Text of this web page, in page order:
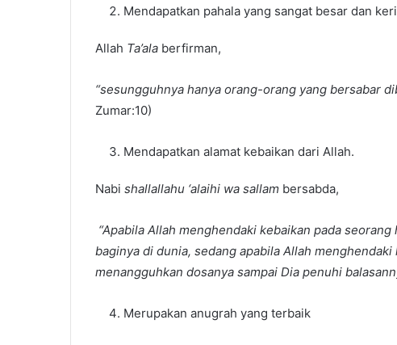
Mendapatkan pahala yang sangat besar dan
Allah Ta’ala berfirman,
“sesungguhnya hanya orang-orang yang bersabar
Zumar:10)
Mendapatkan alamat kebaikan dari Allah.
Nabi shallallahu ‘alaihi wa sallam bersabda,
“Apabila Allah menghendaki kebaikan pada
baginya di dunia, sedang apabila Allah
menangguhkan dosanya sampai Dia penuhi
Merupakan anugrah yang terbaik